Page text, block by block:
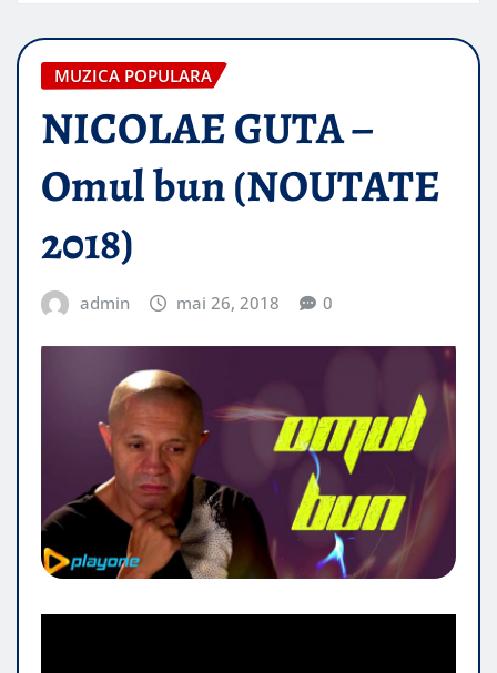
MUZICA POPULARA
NICOLAE GUTA –
Omul bun (NOUTATE
2018)
admin mai 26, 2018 0